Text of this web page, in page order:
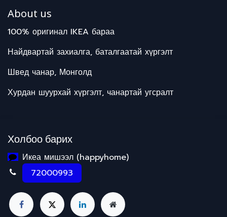
About us
100% оригинал IKEA бараа
Найдвартай захиалга, баталгаатай хүргэлт
Швед чанар, Монголд
Хурдан шуурхай хүргэлт, чанартай угсралт
Холбоо барих
Икеа мишээл (happyhome)
72000993